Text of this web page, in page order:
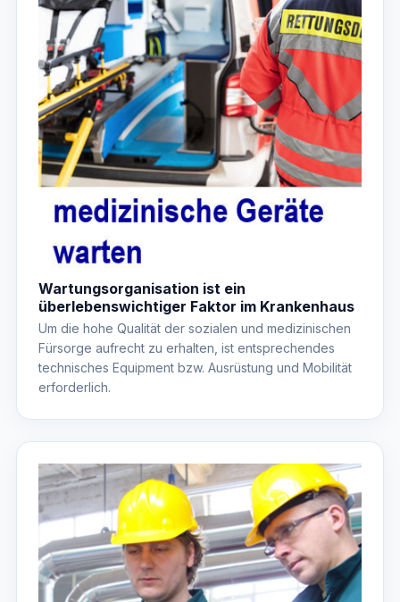
Wartungsorganisation ist ein
überlebenswichtiger Faktor im Krankenhaus
Um die hohe Qualität der sozialen und medizinischen
Fürsorge aufrecht zu erhalten, ist entsprechendes
technisches Equipment bzw. Ausrüstung und Mobilität
erforderlich.